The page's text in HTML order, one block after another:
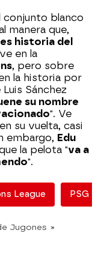
conjunto blanco
manera que,
es historia del
en la
, pero sobre
la historia por
Luis Sánchez
su nombre
". Ve
su vuelta, casi
embargo, Edu
la pelota "va a
".
League PSG
Jugones »